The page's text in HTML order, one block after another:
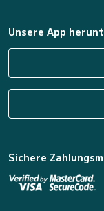
Unsere App
Sichere